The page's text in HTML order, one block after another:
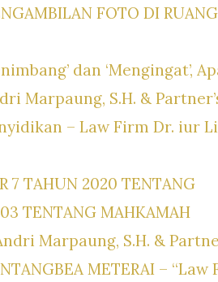
FOTO DI RUANG
dan ‘Mengingat’,
Marpaung, S.H. &
– Law Firm Dr. iur
7 TAHUN 2020 TENTANG
TENTANG MAHKAMAH
Marpaung, S.H. &
METERAI – “Law